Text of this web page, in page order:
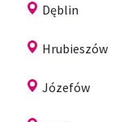
Dęblin
Hrubieszów
Józefów